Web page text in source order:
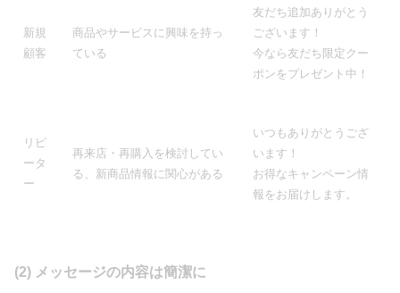
新規
顧客
商品やサービスに興味を持っ
ている
友だち追加ありがとう
ございます！
今なら友だち限定クー
ポンをプレゼント中！
リピ
ータ
ー
再来店・再購入を検討してい
る、新商品情報に関心がある
いつもありがとうござ
います！
お得なキャンペーン情
報をお届けします。
(2) メッセージの内容は簡潔に